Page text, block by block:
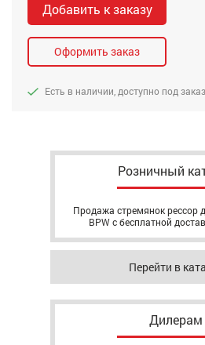
Добавить к заказу
Оформить заказ
Есть в наличии, доступно под заказ
Розничный
Продажа стремянок рессор
BPW с бесплатной
Перейти в
Дилерам